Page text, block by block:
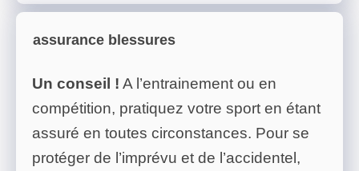
assurance blessures
Un conseil ! A l’entrainement ou en
compétition, pratiquez votre sport en étant
assuré en toutes circonstances. Pour se
protéger de l’imprévu et de l’accidentel,